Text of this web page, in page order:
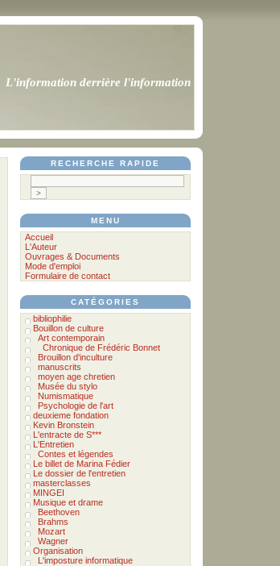
L'information derrière l'information
RECHERCHE RAPIDE
MENU
Accueil
L'Auteur
Ouvrages & Documents
Mode d'emploi
Formulaire de contact
CATÉGORIES
bibliophilie
Bouillon de culture
Art contemporain
Chronique de Frédéric Bonnet
Brouillon d'inculture
manuscrits
moyen age chretien
Musée du stylo
Numismatique
Psychologie de l'art
deuxieme fondation
Kevin Bronstein
L'entracte de S***
L'Entretien
Contes et légendes
Le billet de Marina Fédier
Le dossier de l'entretien
masterclasses
MINGEI
Musique et drame
Beethoven
Brahms
Mozart
Wagner
Organisation
L'imposture informatique